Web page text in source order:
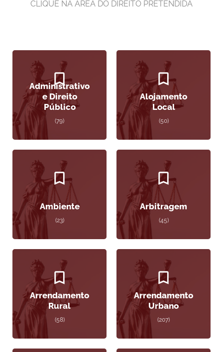
CLIQUE NA ÁREA DO DIREITO PRETENDIDA
Administrativo
e Direito
Público
(79)
Alojamento
Local
(50)
Ambiente
(23)
Arbitragem
(45)
Arrendamento
Rural
(58)
Arrendamento
Urbano
(207)